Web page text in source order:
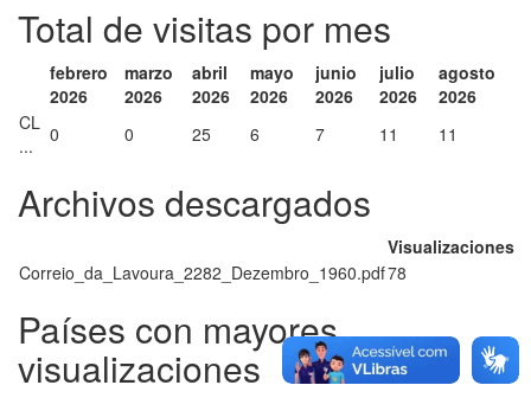
Total de visitas por mes
febrero
2026
marzo
2026
abril
2026
mayo
2026
junio
2026
julio
2026
agosto
2026
CL
...
0 0 25 6 7 11 11
Archivos descargados
Visualizaciones
Correio_da_Lavoura_2282_Dezembro_1960.pdf78
Países con mayores
visualizaciones